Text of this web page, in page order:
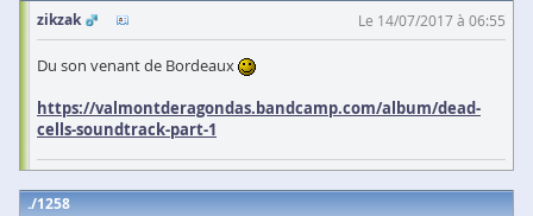
zikzak
Le 14/07/2017 à 06:55
Du son venant de Bordeaux
https://valmontderagondas.bandcamp.com/album/dead-
cells-soundtrack-part-1
1258